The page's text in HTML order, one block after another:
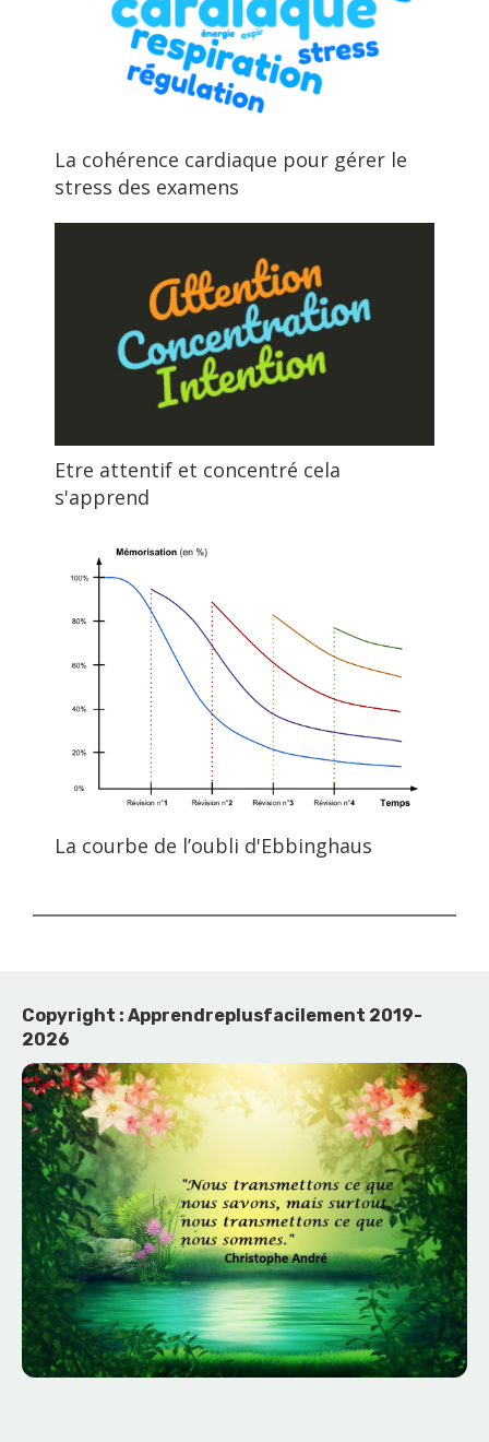
La cohérence cardiaque pour gérer le
stress des examens
Etre attentif et concentré cela
s'apprend
La courbe de l’oubli d'Ebbinghaus
Copyright : Apprendreplusfacilement 2019-
2026